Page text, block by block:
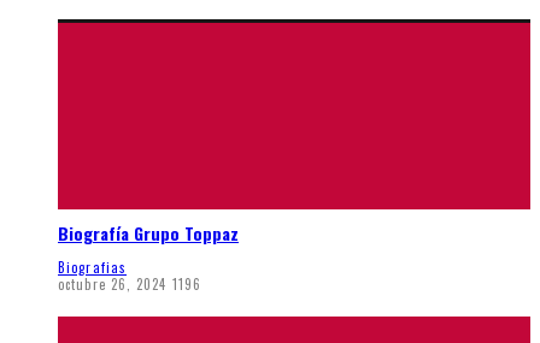
Biografía Grupo Toppaz
Biografias
octubre 26, 2024 1196